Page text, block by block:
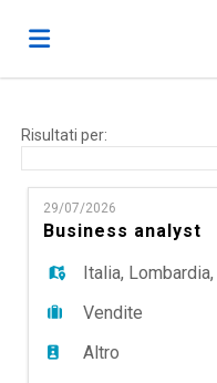
Offerte
di
lavoro
Carica
ilLogin
Risultati per:
29/07/2026
Business analyst
Italia, Lombardia,
Vendite
Altro